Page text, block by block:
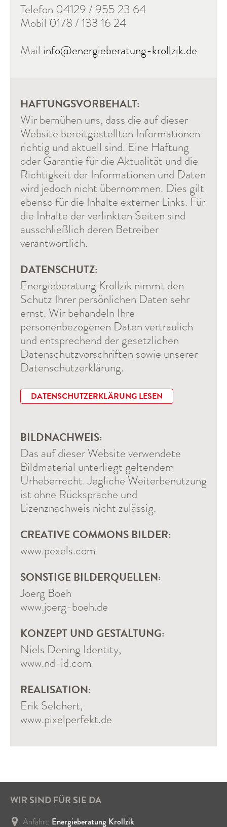
Telefon 04129 / 955 23 64
Mobil 0178 / 133 16 24
Mail info@energieberatung-krollzik.de
HAFTUNGSVORBEHALT:
Wir bemühen uns, dass die auf dieser
Website bereitgestellten Informationen
richtig und aktuell sind. Eine Haftung
oder Garantie für die Aktualität und die
Richtigkeit der Informationen und Daten
wird jedoch nicht übernommen. Dies gilt
ebenso für die Inhalte externer Links. Für
die Inhalte der verlinkten Seiten sind
ausschließlich deren Betreiber
verantwortlich.
DATENSCHUTZ:
Energieberatung Krollzik nimmt den
Schutz Ihrer persönlichen Daten sehr
ernst. Wir behandeln Ihre
personenbezogenen Daten vertraulich
und entsprechend der gesetzlichen
Datenschutzvorschriften sowie unserer
Datenschutzerklärung.
DATENSCHUTZERKLÄRUNG LESEN
BILDNACHWEIS:
Das auf dieser Website verwendete
Bildmaterial unterliegt geltendem
Urheberrecht. Jegliche Weiterbenutzung
ist ohne Rücksprache und
Lizenznachweis nicht zulässig.
CREATIVE COMMONS BILDER:
www.pexels.com
SONSTIGE BILDERQUELLEN:
Joerg Boeh
www.joerg-boeh.de
KONZEPT UND GESTALTUNG:
Niels Dening Identity,
www.nd-id.com
REALISATION:
Erik Selchert,
www.pixelperfekt.de
WIR SIND FÜR SIE DA
Anfahrt: Energieberatung Krollzik